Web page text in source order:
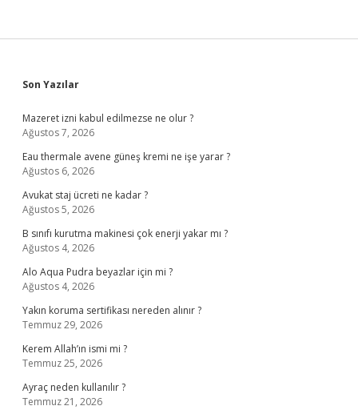
Sidebar
Son Yazılar
Mazeret izni kabul edilmezse ne olur ?
Ağustos 7, 2026
Eau thermale avene güneş kremi ne işe yarar ?
Ağustos 6, 2026
Avukat staj ücreti ne kadar ?
Ağustos 5, 2026
B sınıfı kurutma makinesi çok enerji yakar mı ?
Ağustos 4, 2026
Alo Aqua Pudra beyazlar için mi ?
Ağustos 4, 2026
Yakın koruma sertifikası nereden alınır ?
Temmuz 29, 2026
Kerem Allah’ın ismi mi ?
Temmuz 25, 2026
Ayraç neden kullanılır ?
Temmuz 21, 2026